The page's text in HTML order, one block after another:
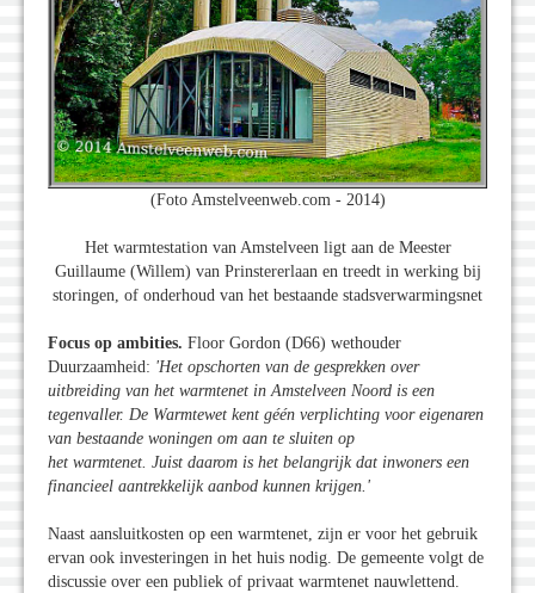
(Foto Amstelveenweb.com - 2014)
Het warmtestation van Amstelveen ligt aan de Meester
Guillaume (Willem) van Prinstererlaan en treedt in werking bij
storingen, of onderhoud van het bestaande stadsverwarmingsnet
Focus op ambities. Floor Gordon (D66) wethouder
Duurzaamheid: 'Het opschorten van de gesprekken over
uitbreiding van het warmtenet in Amstelveen Noord is een
tegenvaller. De Warmtewet kent géén verplichting voor eigenaren
van bestaande woningen om aan te sluiten op
het warmtenet. Juist daarom is het belangrijk dat inwoners een
financieel aantrekkelijk aanbod kunnen krijgen.'
Naast aansluitkosten op een warmtenet, zijn er voor het gebruik
ervan ook investeringen in het huis nodig. De gemeente volgt de
discussie over een publiek of privaat warmtenet nauwlettend.